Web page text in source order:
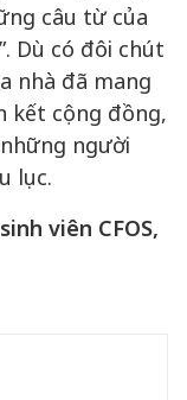
câu từ của
Dù có đôi chút
nhà đã mang
kết cộng đồng,
người
lục.
viên CFOS,